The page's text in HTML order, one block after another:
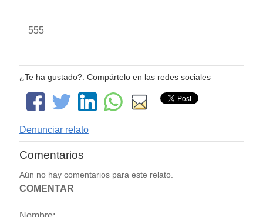
555
¿Te ha gustado?. Compártelo en las redes sociales
Denunciar relato
Comentarios
Aún no hay comentarios para este relato.
COMENTAR